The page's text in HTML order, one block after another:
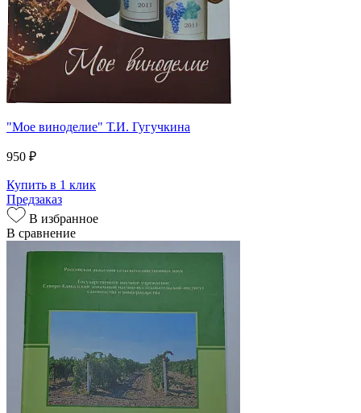
"Мое виноделие" Т.И. Гугучкина
950 ₽
Купить в 1 клик
Предзаказ
В избранное
В сравнение